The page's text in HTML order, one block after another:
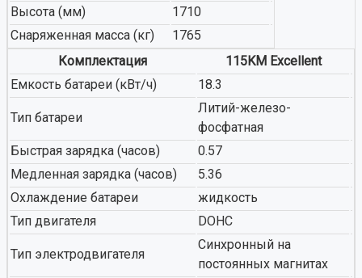
Высота (мм)
1710
Снаряженная масса (кг)
1765
Комплектация
115KM Excellent
Емкость батареи (кВт/ч)
18.3
Тип батареи
Литий-железо-
фосфатная
Быстрая зарядка (часов)
0.57
Медленная зарядка (часов)
5.36
Охлаждение батареи
жидкость
Тип двигателя
DOHC
Тип электродвигателя
Синхронный на
постоянных магнитах